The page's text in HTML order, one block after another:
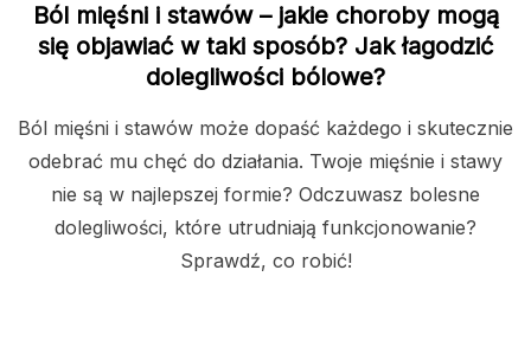
Ból mięśni i stawów – jakie choroby mogą
się objawiać w taki sposób? Jak łagodzić
dolegliwości bólowe?
Ból mięśni i stawów może dopaść każdego i skutecznie
odebrać mu chęć do działania. Twoje mięśnie i stawy
nie są w najlepszej formie? Odczuwasz bolesne
dolegliwości, które utrudniają funkcjonowanie?
Sprawdź, co robić!